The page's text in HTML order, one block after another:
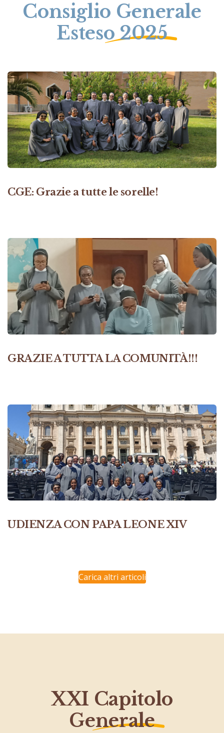
Consiglio Generale
Esteso 2025
CGE: Grazie a tutte le sorelle!
GRAZIE A TUTTA LA COMUNITÀ!!!
UDIENZA CON PAPA LEONE XIV
Carica altri articoli
XXI Capitolo
Generale